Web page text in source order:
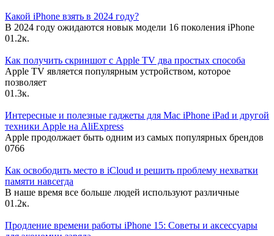
Какой iPhone взять в 2024 году?
В 2024 году ожидаются новык модели 16 поколения iPhone
01.2к.
Как получить скриншот с Apple TV два простых способа
Apple TV является популярным устройством, которое
позволяет
01.3к.
Интересные и полезные гаджеты для Mac iPhone iPad и другой
техники Apple на AliExpress
Apple продолжает быть одним из самых популярных брендов
0766
Как освободить место в iCloud и решить проблему нехватки
памяти навсегда
В наше время все больше людей используют различные
01.2к.
Продление времени работы iPhone 15: Советы и аксессуары